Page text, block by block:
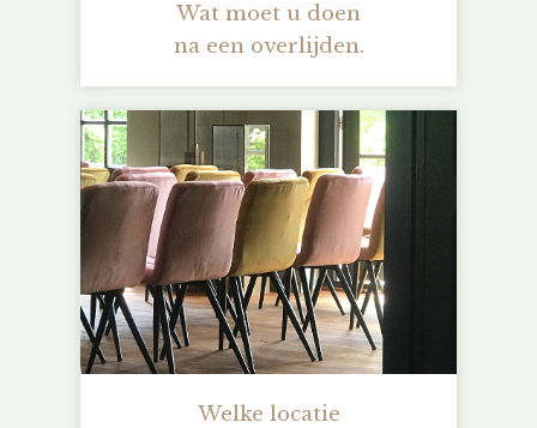
Wat moet u doen
na een overlijden.
Welke locatie